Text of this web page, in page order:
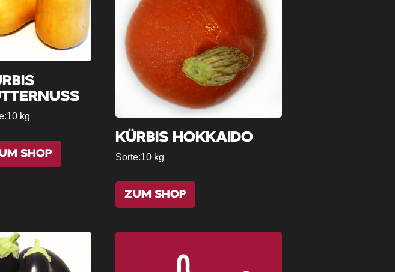
10 kg
SHOP
KÜRBIS HOKKAIDO
Sorte:10 kg
ZUM SHOP